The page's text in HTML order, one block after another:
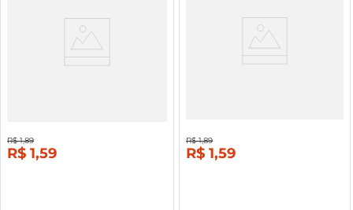
R$ 1,89
R$ 1,59
R$ 1,89
R$ 1,59